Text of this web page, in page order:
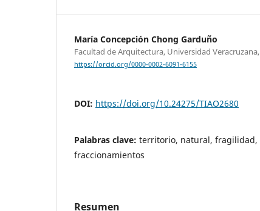
María Concepción Chong Garduño
Facultad de Arquitectura, Universidad
https://orcid.org/0000-0002-6091-6155
DOI: https://doi.org/10.24275/TIAO2680
Palabras clave: territorio, natural, fragilidad,
fraccionamientos
Resumen